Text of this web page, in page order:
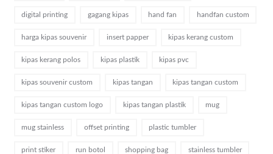
digital printing gagang kipas hand fan handfan custom
harga kipas souvenir insert papper kipas kerang custom
kipas kerang polos kipas plastik kipas pvc
kipas souvenir custom kipas tangan kipas tangan custom
kipas tangan custom logo kipas tangan plastik mug
mug stainless offset printing plastic tumbler
print stiker run botol shopping bag stainless tumbler